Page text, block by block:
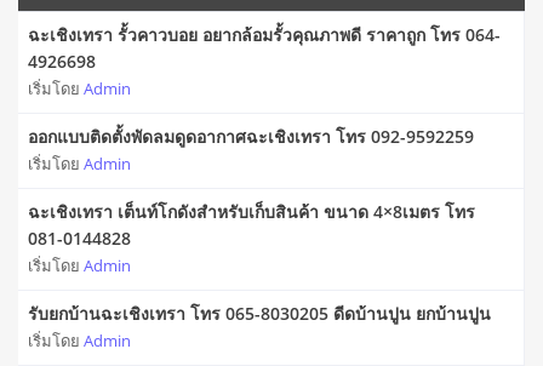
ฉะเชิงเทรา รั้วคาวบอย อยากล้อมรั้วคุณภาพดี ราคาถูก โทร 064-
4926698
เริ่มโดย Admin
ออกแบบติดตั้งพัดลมดูดอากาศฉะเชิงเทรา โทร 092-9592259
เริ่มโดย Admin
ฉะเชิงเทรา เต็นท์โกดังสำหรับเก็บสินค้า ขนาด 4×8เมตร โทร
081-0144828
เริ่มโดย Admin
รับยกบ้านฉะเชิงเทรา โทร 065-8030205 ดีดบ้านปูน ยกบ้านปูน
เริ่มโดย Admin